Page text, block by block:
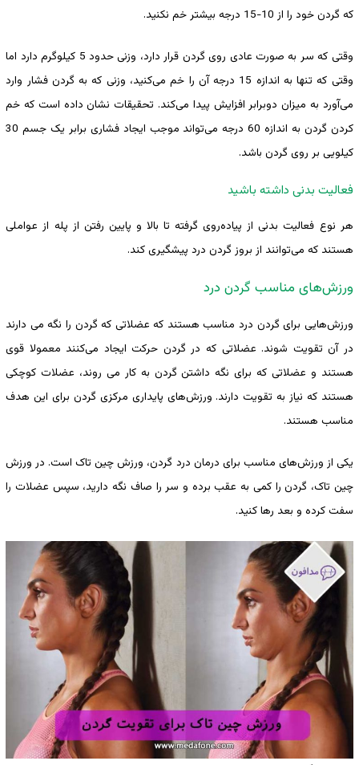
که گردن خود را از 10-15 درجه بیشتر خم نکنید.
وقتی که سر به صورت عادی روی گردن قرار دارد، وزنی حدود 5 کیلوگرم دارد اما
وقتی که تنها به اندازه 15 درجه آن را خم می‌کنید، وزنی که به گردن فشار وارد
می‌آورد به میزان دوبرابر افزایش پیدا می‌کند. تحقیقات نشان داده است که خم
کردن گردن به اندازه 60 درجه می‌تواند موجب ایجاد فشاری برابر یک جسم 30
کیلویی بر روی گردن باشد.
فعالیت بدنی داشته باشید
هر نوع فعالیت بدنی از پیاده‌روی گرفته تا بالا و پایین رفتن از پله از عواملی
هستند که می‌توانند از بروز گردن درد پیشگیری کند.
‌‌ورزش‌های مناسب گردن درد
‌‌ورزش‌هایی برای گردن درد مناسب هستند که عضلاتی که گردن را نگه می دارند
در آن تقویت شوند. عضلاتی که در گردن حرکت ایجاد می‌کنند معمولا قوی
هستند و عضلاتی که برای نگه داشتن گردن به کار می روند، عضلات کوچکی
هستند که نیاز به تقویت دارند. ‌‌ورزش‌های پایداری مرکزی گردن برای این هدف
مناسب هستند.
یکی از ‌‌ورزش‌های مناسب برای درمان درد گردن، ورزش چین تاک است. در ورزش
چین تاک، گردن را کمی به عقب برده و سر را صاف نگه دارید، سپس عضلات را
سفت کرده و بعد رها کنید.